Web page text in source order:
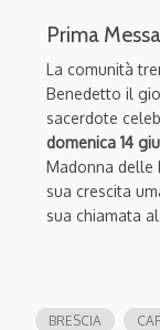
Prima
La comunità
Benedetto il
sacerdote
domenica 14
Madonna delle
sua crescita
sua chiamata
BRESCIA